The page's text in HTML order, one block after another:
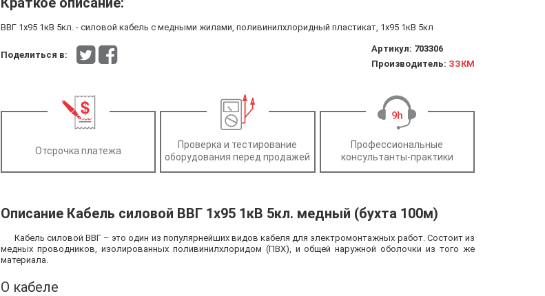
ВВГ 1x95 1кВ 5кл. - силовой кабель с медными жилами, поливинилхлоридный пластикат, 1x95 1кВ 5кл
Артикул: 703306
Производитель: ЗЗКМ
Поделиться в:
Отсрочка платежа
Проверка и тестирование
оборудования перед продажей
Профессиональные
консультанты-практики
Описание Кабель силовой ВВГ 1x95 1кВ 5кл. медный (бухта 100м)
Кабель силовой ВВГ – это один из популярнейших видов кабеля для электромонтажных работ. Состоит из
медных проводников, изолированных поливинилхлоридом (ПВХ), и общей наружной оболочки из того же
материала.
О кабеле